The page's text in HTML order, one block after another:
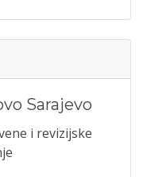
Sarajevo
i revizijske